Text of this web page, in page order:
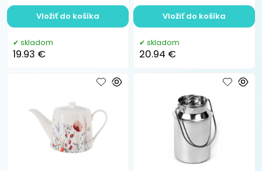
skladom
19.93 €
Vložiť do košíka
skladom
20.94 €
Vložiť do košíka